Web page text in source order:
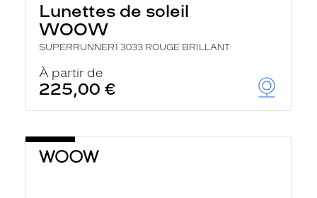
Lunettes de soleil
WOOW
SUPERRUNNER1 3033 ROUGE BRILLANT
À partir de
225,00 €